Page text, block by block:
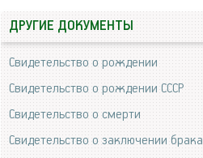
ДРУГИЕ ДОКУМЕНТЫ
Свидетельство о рождении
Свидетельство о рождении СССР
Свидетельство о смерти
Свидетельство о заключении брака